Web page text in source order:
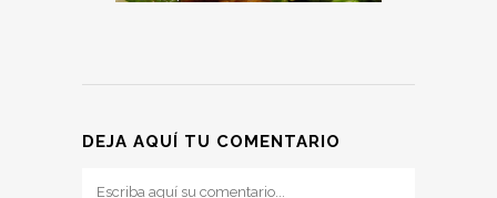
DEJA AQUÍ TU COMENTARIO